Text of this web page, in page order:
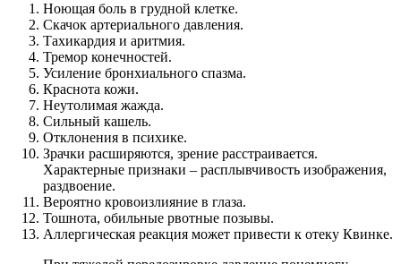
Ноющая боль в грудной клетке.
Скачок артериального давления.
Тахикардия и аритмия.
Тремор конечностей.
Усиление бронхиального спазма.
Краснота кожи.
Неутолимая жажда.
Сильный кашель.
Отклонения в психике.
Зрачки расширяются, зрение расстраивается.
Характерные признаки – расплывчивость изображения,
раздвоение.
Вероятно кровоизлияние в глаза.
Тошнота, обильные рвотные позывы.
Аллергическая реакция может привести к отеку Квинке.